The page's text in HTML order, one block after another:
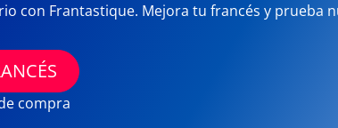
con Frantastique. Mejora tu francés y prueba
compra